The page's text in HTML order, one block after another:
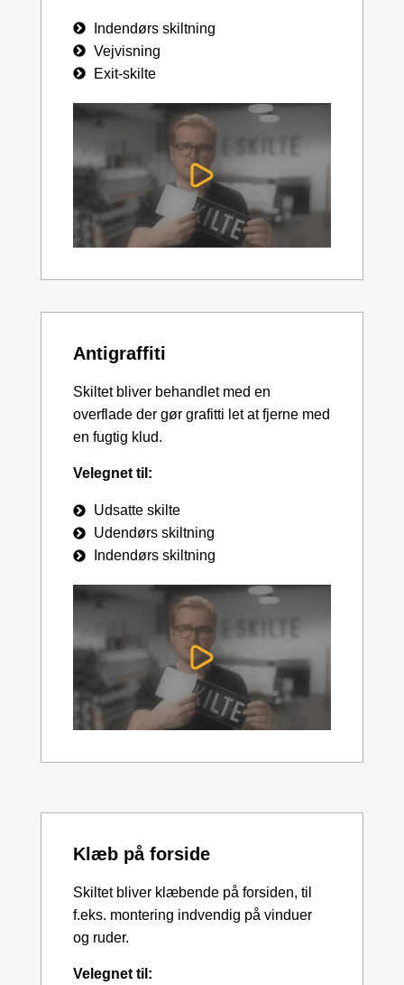
Indendørs skiltning
Vejvisning
Exit-skilte
Antigraffiti
Skiltet bliver behandlet med en
overflade der gør grafitti let at fjerne med
en fugtig klud.
Velegnet til:
Udsatte skilte
Udendørs skiltning
Indendørs skiltning
Klæb på forside
Skiltet bliver klæbende på forsiden, til
f.eks. montering indvendig på vinduer
og ruder.
Velegnet til: